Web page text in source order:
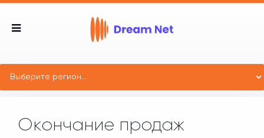
Окончание продаж